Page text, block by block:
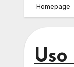
Homepage